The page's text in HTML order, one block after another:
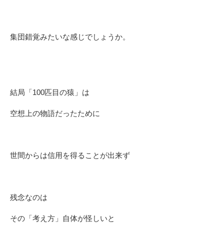
集団錯覚みたいな感じでしょうか。
結局「100匹目の猿」は
空想上の物語だったために
世間からは信用を得ることが出来ず
残念なのは
その「考え方」自体が怪しいと